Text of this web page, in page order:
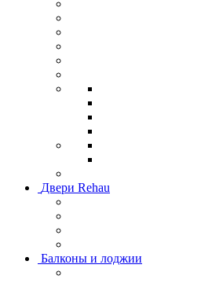
Двери Rehau
Балконы и лоджии